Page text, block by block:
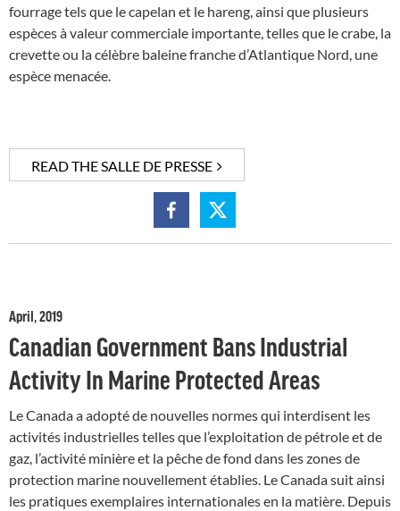
fourrage tels que le capelan et le hareng, ainsi que plusieurs
espèces à valeur commerciale importante, telles que le crabe, la
crevette ou la célèbre baleine franche d’Atlantique Nord, une
espèce menacée.
READ THE SALLE DE PRESSE
April, 2019
Canadian Government Bans Industrial
Activity In Marine Protected Areas
Le Canada a adopté de nouvelles normes qui interdisent les
activités industrielles telles que l’exploitation de pétrole et de
gaz, l’activité minière et la pêche de fond dans les zones de
protection marine nouvellement établies. Le Canada suit ainsi
les pratiques exemplaires internationales en la matière. Depuis